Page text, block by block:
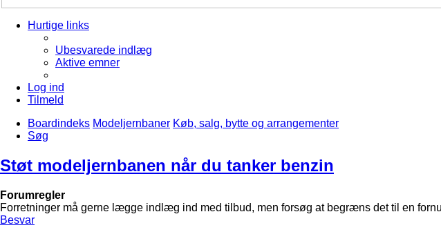
Hurtige links
Ubesvarede indlæg
Aktive emner
Log ind
Tilmeld
Boardindeks Modeljernbaner Køb, salg, bytte og arrangementer
Søg
Støt modeljernbanen når du tanker benzin
Forumregler
Forretninger må gerne lægge indlæg ind med tilbud, men forsøg at begræns det til en
Besvar